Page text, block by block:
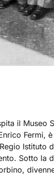
il Museo
Fermi,
Istituto
Sotto la